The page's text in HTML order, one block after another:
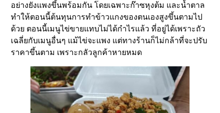
อย่างยังแพงขึ้นพร้อมกัน โดยเฉพาะก๊าซหุงต้ม และน้ำตาล
ทำให้ตอนนี้ต้นทุนการทำข้าวแกงของตนเองสูงขึ้นตามไป
ด้วย ตอนนี้เมนูไข่ขายแทบไม่ได้กำไรแล้ว ที่อยู่ได้เพราะถัว
เฉลี่ยกับเมนูอื่นๆ แม้ไข่จะแพง แต่ทางร้านก็ไม่กล้าที่จะปรับ
ราคาขึ้นตาม เพราะกลัวลูกค้าหายหมด